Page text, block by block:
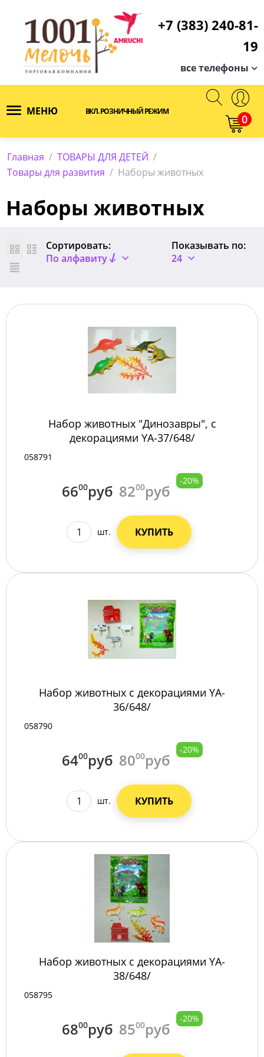
+7 (383) 240-81-
19
все телефоны
МЕНЮ ВКЛ. РОЗНИЧНЫЙ РЕЖИМ
0
Главная / ТОВАРЫ ДЛЯ ДЕТЕЙ /
Товары для развития / Наборы животных
Наборы животных
Сортировать:
По алфавиту
Показывать по:
24
Набор животных "Динозавры", с
декорациями YA-37/648/
058791
6600руб 8200руб
-20%
шт. КУПИТЬ
Набор животных с декорациями YA-
36/648/
058790
6400руб 8000руб
-20%
шт. КУПИТЬ
Набор животных с декорациями YA-
38/648/
058795
6800руб 8500руб
-20%